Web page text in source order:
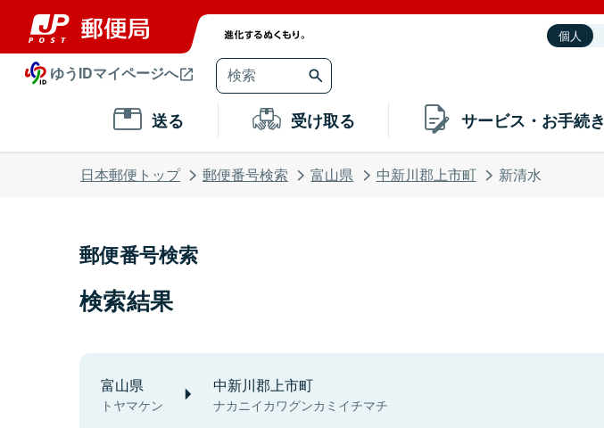
個人
ゆうIDマイページへ
送る 受け取る サービス・お手続き
日本郵便トップ 郵便番号検索 富山県 中新川郡上市町 新清水
郵便番号検索
検索結果
富山県
トヤマケン
中新川郡上市町
ナカニイカワグンカミイチマチ